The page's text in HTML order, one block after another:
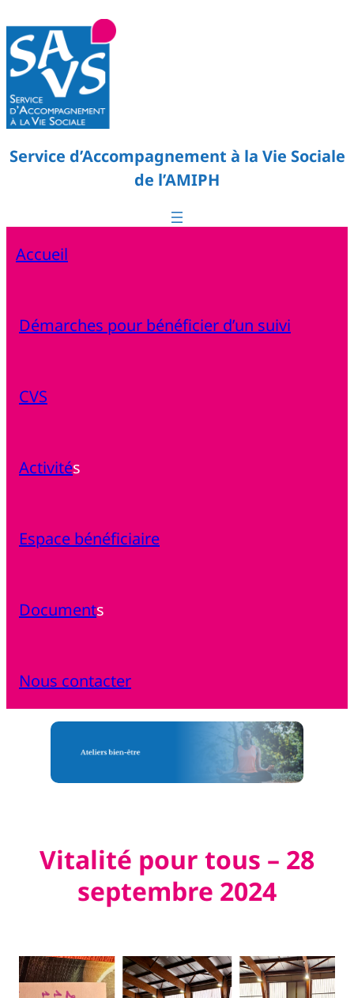
Service d’Accompagnement à la Vie Sociale
de l’AMIPH
Accueil
Démarches pour bénéficier d’un suivi
CVS
Activités
Espace bénéficiaire
Documents
Nous contacter
Vitalité pour tous – 28
septembre 2024